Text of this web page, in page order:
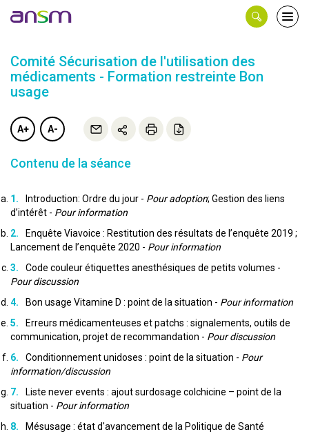
Comité Sécurisation de l'utilisation des
médicaments - Formation restreinte Bon
usage
A+ A-
Contenu de la séance
Introduction: Ordre du jour - Pour adoption; Gestion des liens
d’intérêt - Pour information
Enquête Viavoice : Restitution des résultats de l’enquête 2019 ;
Lancement de l’enquête 2020 - Pour information
Code couleur étiquettes anesthésiques de petits volumes -
Pour discussion
Bon usage Vitamine D : point de la situation - Pour information
Erreurs médicamenteuses et patchs : signalements, outils de
communication, projet de recommandation - Pour discussion
Conditionnement unidoses : point de la situation - Pour
information/discussion
Liste never events : ajout surdosage colchicine – point de la
situation - Pour information
Mésusage : état d'avancement de la Politique de Santé